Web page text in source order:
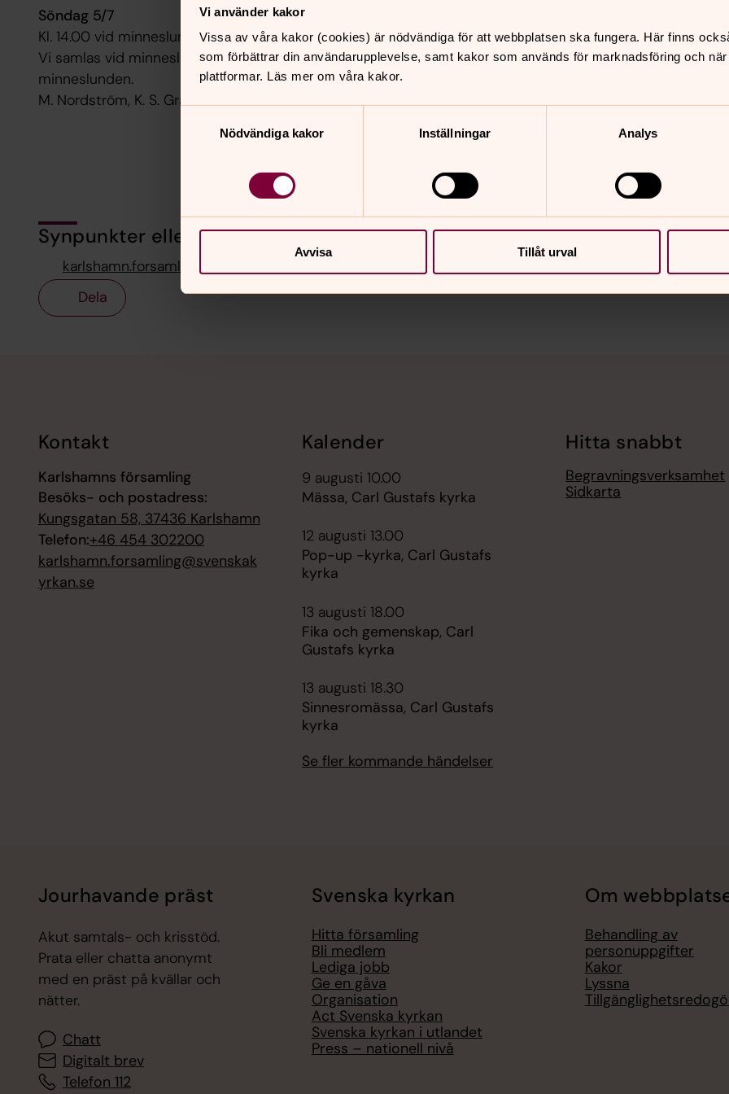
Vi använder kakor
Vissa av våra kakor (cookies) är nödvändiga för att webbplatsen ska fungera. Här finns
som förbättrar din användarupplevelse, samt kakor som används för marknadsföring och
plattformar. Läs mer om våra kakor.
Nödvändiga kakor
Inställningar Analys
Avvisa Tillåt urval
Söndag 5/7
Kl. 14.00 vid minneslunden Hällaryd
Vi samlas vid minneslunden vid Hällaryds kyrka för friluftsgudstjänst och återöppning av
minneslunden.
M. Nordström, K. S. Granlöf
Synpunkter eller frågor på sidans innehåll?
karlshamn.forsamling@svenskakyrkan.se
Dela
Kontakt
Karlshamns församling
Besöks- och postadress:
Kungsgatan 58, 37436 Karlshamn
Telefon:+46 454 302200
karlshamn.forsamling@svenskak
yrkan.se
Kalender
9 augusti 10.00
Mässa, Carl Gustafs kyrka
12 augusti 13.00
Pop-up -kyrka, Carl Gustafs
kyrka
13 augusti 18.00
Fika och gemenskap, Carl
Gustafs kyrka
13 augusti 18.30
Sinnesromässa, Carl Gustafs
kyrka
Se fler kommande händelser
Hitta snabbt
Begravningsverksamhet
Sidkarta
Jourhavande präst
Akut samtals- och krisstöd.
Prata eller chatta anonymt
med en präst på kvällar och
nätter.
Chatt
Digitalt brev
Telefon 112
Svenska kyrkan
Hitta församling
Bli medlem
Lediga jobb
Ge en gåva
Organisation
Act Svenska kyrkan
Svenska kyrkan i utlandet
Press – nationell nivå
Om
Behandling av
personuppgifter
Kakor
Lyssna